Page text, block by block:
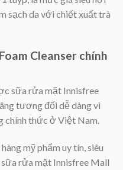
sạch da với chiết xuất trà
Cleanser chính
sữa rửa mặt Innisfree
tương đối dễ dàng vì
chính thức ở Việt Nam.
mỹ phẩm uy tín, siêu
rửa mặt Innisfree Mall